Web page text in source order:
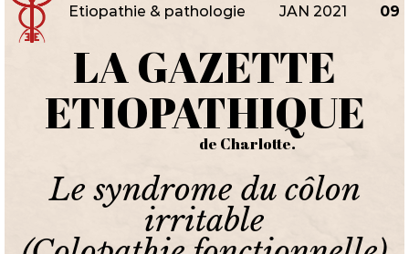
Etiopathie & pathologie JAN 2021 09
LA GAZETTE
ETIOPATHIQUE
de Charlotte.
Le syndrome du côlon
irritable